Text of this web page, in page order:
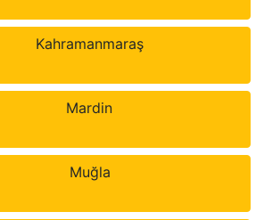
Kahramanmaraş
Mardin
Muğla